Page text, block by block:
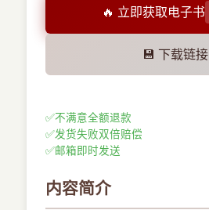
🔥 立即获取电子书
💾 下载链接
✅不满意全额退款
✅发货失败双倍赔偿
✅邮箱即时发送
内容简介